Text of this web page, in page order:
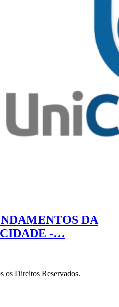
DA
-…
os Direitos Reservados.